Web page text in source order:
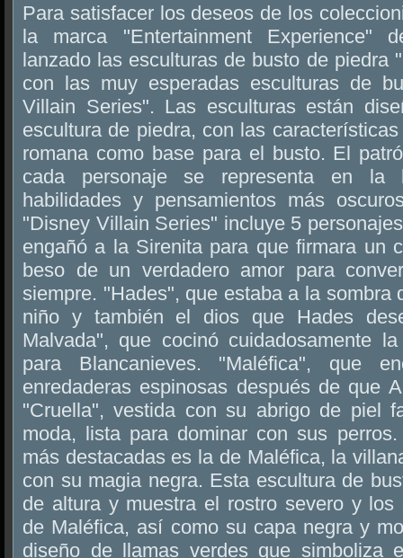
Para satisfacer los deseos de los
la marca "Entertainment Experience"
lanzado las esculturas de busto de piedra
con las muy esperadas esculturas de
Villain Series". Las esculturas están
escultura de piedra, con las
romana como base para el busto. El
cada personaje se representa en la
habilidades y pensamientos más
"Disney Villain Series" incluye 5
engañó a la Sirenita para que firmara un
beso de un verdadero amor para
siempre. "Hades", que estaba a la sombra
niño y también el dios que Hades
Malvada", que cocinó cuidadosamente
para Blancanieves. "Maléfica", que
enredaderas espinosas después de que
"Cruella", vestida con su abrigo de piel
moda, lista para dominar con sus
más destacadas es la de Maléfica, la
con su magia negra. Esta escultura de
de altura y muestra el rostro severo y los
de Maléfica, así como su capa negra y
diseño de llamas verdes que simboliza